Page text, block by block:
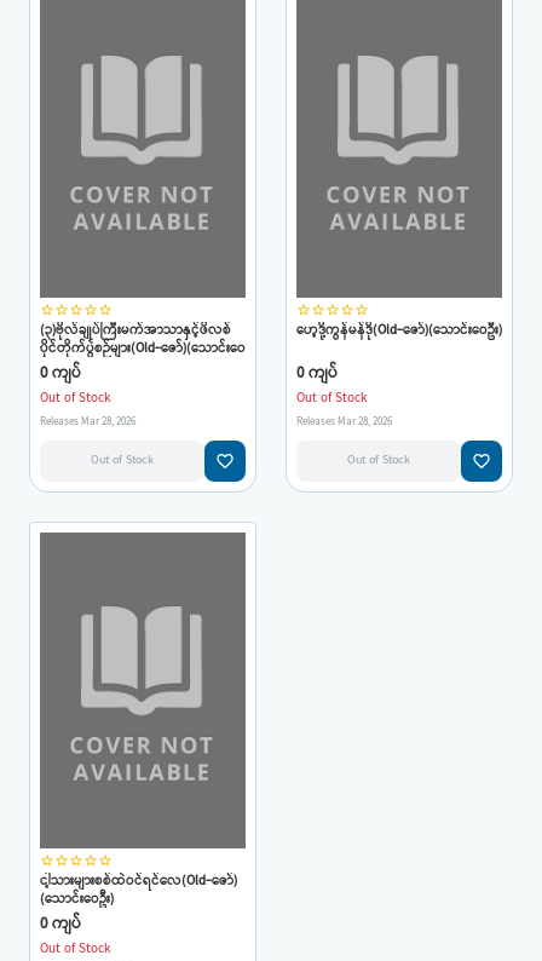
star_borderstar_borderstar_borderstar_borderstar_border
(၃)ဗိုလ်ချုပ်ကြီးမက်အာသာနှင့်ဖိလစ်
ပိုင်တိုက်ပွဲစဉ်များ(Old-ဇော်)(သောင်းဝေ
ဦး)
0 ကျပ်
Out of Stock
Releases Mar 28, 2026
Out of Stock favorite_border
star_borderstar_borderstar_borderstar_borderstar_border
ဟေ့ဒို့ကွန်မန်ဒို(Old-ဇော်)(သောင်းဝေဦး)
0 ကျပ်
Out of Stock
Releases Mar 28, 2026
Out of Stock favorite_border
star_borderstar_borderstar_borderstar_borderstar_border
ငါ့သားများစစ်ထဲဝင်ရင်လေ(Old-ဇော်)
(သောင်းဝေဦး)
0 ကျပ်
Out of Stock